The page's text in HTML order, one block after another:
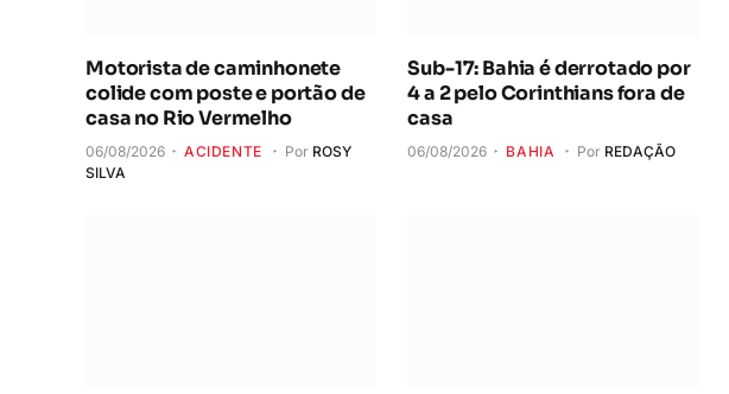
Motorista de caminhonete
colide com poste e portão de
casa no Rio Vermelho
06/08/2026 ACIDENTE Por ROSY
SILVA
Sub-17: Bahia é derrotado por
4 a 2 pelo Corinthians fora de
casa
06/08/2026 BAHIA Por REDAÇÃO